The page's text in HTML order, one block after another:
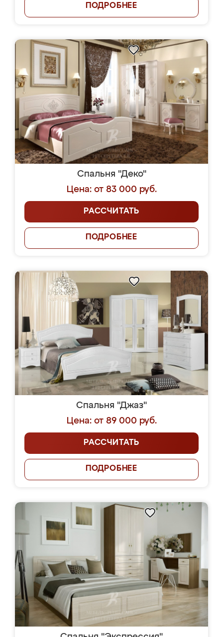
ПОДРОБНЕЕ
Спальня "Деко"
Цена: от 83 000 руб.
РАССЧИТАТЬ
ПОДРОБНЕЕ
Спальня "Джаз"
Цена: от 89 000 руб.
РАССЧИТАТЬ
ПОДРОБНЕЕ